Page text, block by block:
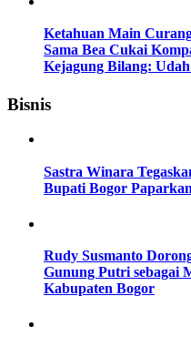
Ketahuan Main
Sama Bea Cukai
Kejagung Bilang:
Bisnis
Sastra Winara
Bupati Bogor
Rudy Susmanto
Gunung Putri sebagai
Kabupaten Bogor